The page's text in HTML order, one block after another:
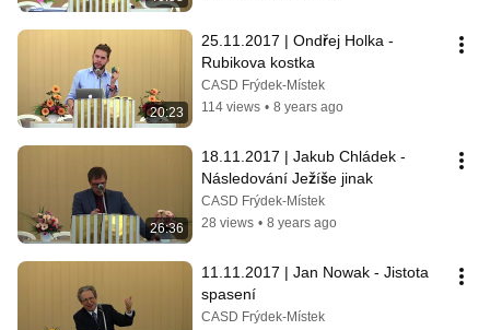
20:23
25.11.2017 | Ondřej Holka -
Rubikova kostka
CASD Frýdek-Místek
114 views • 8 years ago
26:36
18.11.2017 | Jakub Chládek -
Následování Ježíše jinak
CASD Frýdek-Místek
28 views • 8 years ago
11.11.2017 | Jan Nowak - Jistota
spasení
CASD Frýdek-Místek